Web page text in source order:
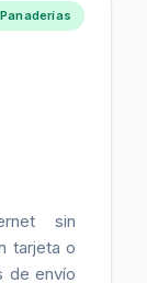
sin
tarjeta o
de envío